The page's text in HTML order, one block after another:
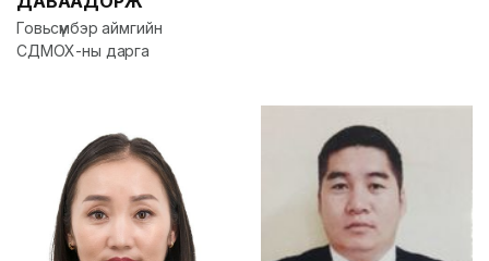
Говьсүмбэр аймгийн
СДМОХ-ны дарга